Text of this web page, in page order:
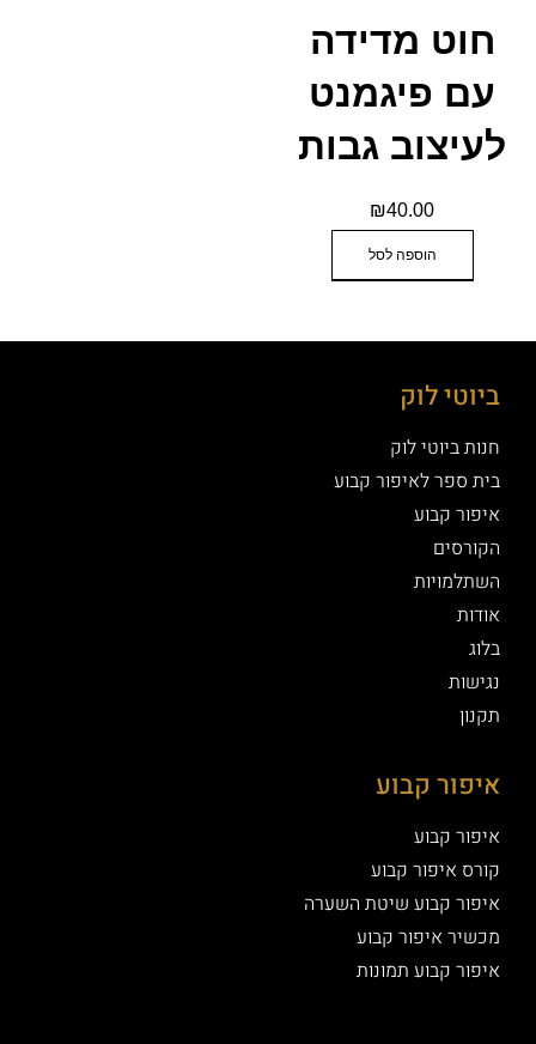
חוט מדידה
עם פיגמנט
לעיצוב גבות
₪40.00
הוספה לסל
ביוטי לוק
חנות ביוטי לוק
בית ספר לאיפור קבוע
איפור קבוע
הקורסים
השתלמויות
אודות
בלוג
נגישות
תקנון
איפור קבוע
איפור קבוע
קורס איפור קבוע
איפור קבוע שיטת השערה
מכשיר איפור קבוע
איפור קבוע תמונות